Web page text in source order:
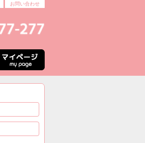
お問い合わせ